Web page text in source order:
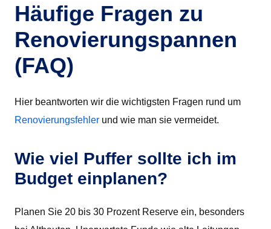
Häufige Fragen zu
Renovierungspannen
(FAQ)
Hier beantworten wir die wichtigsten Fragen rund um
Renovierungsfehler und wie man sie vermeidet.
Wie viel Puffer sollte ich im
Budget einplanen?
Planen Sie 20 bis 30 Prozent Reserve ein, besonders